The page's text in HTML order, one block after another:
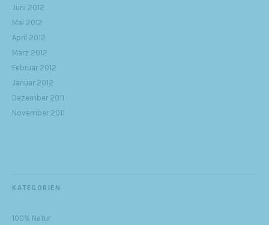
Juni 2012
Mai 2012
April 2012
März 2012
Februar 2012
Januar 2012
Dezember 2011
November 2011
KATEGORIEN
100% Natur